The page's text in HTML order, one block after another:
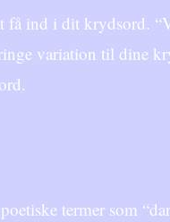
få ind i dit krydsord.
variation til dine
termer som